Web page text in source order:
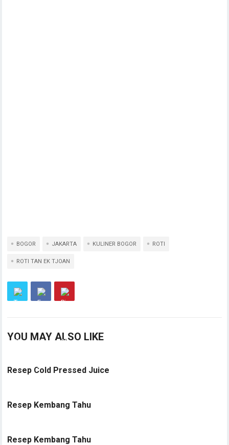
BOGOR JAKARTA KULINER BOGOR ROTI
ROTI TAN EK TJOAN
YOU MAY ALSO LIKE
Resep Cold Pressed Juice
Resep Kembang Tahu
Resep Kembang Tahu